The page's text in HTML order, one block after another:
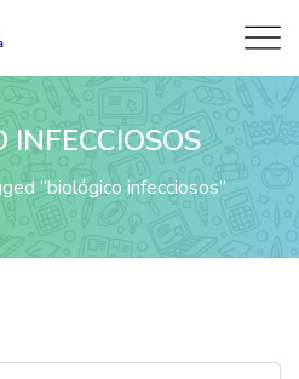
INFECCIOSOS
“biológico infecciosos”